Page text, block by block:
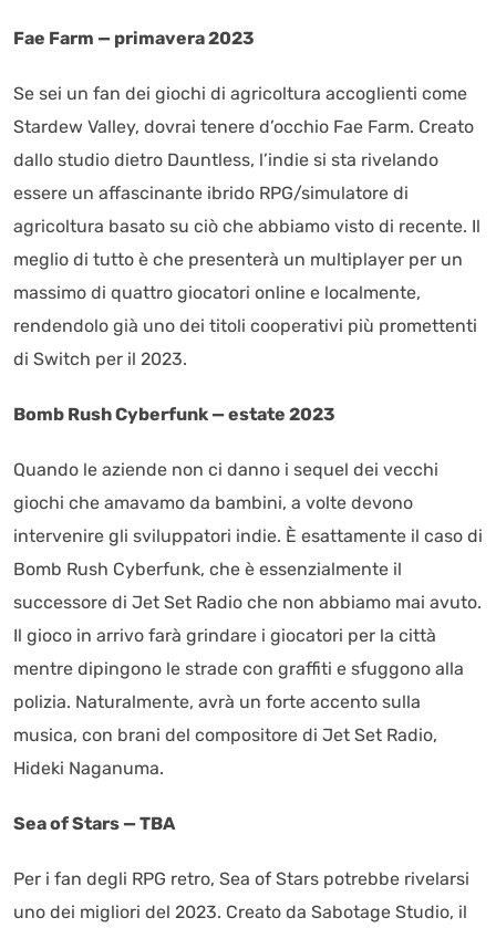
Fae Farm — primavera 2023
Se sei un fan dei giochi di agricoltura accoglienti come
Stardew Valley, dovrai tenere d’occhio Fae Farm. Creato
dallo studio dietro Dauntless, l’indie si sta rivelando
essere un affascinante ibrido RPG/simulatore di
agricoltura basato su ciò che abbiamo visto di recente. Il
meglio di tutto è che presenterà un multiplayer per un
massimo di quattro giocatori online e localmente,
rendendolo già uno dei titoli cooperativi più promettenti
di Switch per il 2023.
Bomb Rush Cyberfunk — estate 2023
Quando le aziende non ci danno i sequel dei vecchi
giochi che amavamo da bambini, a volte devono
intervenire gli sviluppatori indie. È esattamente il caso di
Bomb Rush Cyberfunk, che è essenzialmente il
successore di Jet Set Radio che non abbiamo mai avuto.
Il gioco in arrivo farà grindare i giocatori per la città
mentre dipingono le strade con graffiti e sfuggono alla
polizia. Naturalmente, avrà un forte accento sulla
musica, con brani del compositore di Jet Set Radio,
Hideki Naganuma.
Sea of Stars — TBA
Per i fan degli RPG retro, Sea of Stars potrebbe rivelarsi
uno dei migliori del 2023. Creato da Sabotage Studio, il